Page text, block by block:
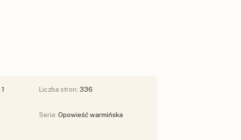
1
Liczba stron: 336
Seria: Opowieść warmińska